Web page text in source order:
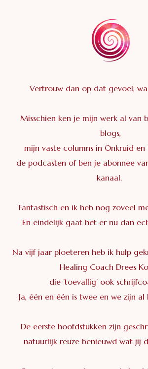
Vertrouw dan op dat gevoel,
Misschien ken je mijn werk al van
blogs,
mijn vaste columns in Onkruid en
de podcasten of ben je abonnee
kanaal.
Fantastisch en ik heb nog zoveel
En eindelijk gaat het er nu dan
Na vijf jaar ploeteren heb ik hulp
Healing Coach Drees
die ’toevallig’ ook
Ja, één en één is twee en we zijn
De eerste hoofdstukken zijn
natuurlijk reuze benieuwd wat jij